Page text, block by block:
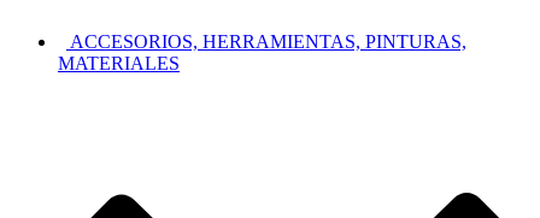
ACCESORIOS, HERRAMIENTAS, PINTURAS,
MATERIALES